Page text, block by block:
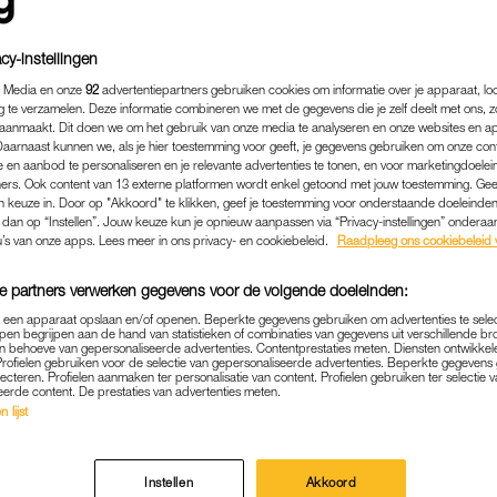
KLM PERSONEEL
EN UITVALLENDE
SCHIPHOL
BINNENLAND|LINDA.
zaterdagochtend op luchthaven Schiphol.
instellingen
Media en onze 92 advertentiepartners gebruiken cookies om informatie over je apparaat,
te verzamelen. Deze informatie combineren we met de gegevens die je zelf deelt met ons,
Dit doen we om het gebruik van onze media te analyseren en onze websites en
kunnen we, als je hier toestemming voor geeft, je gegevens gebruiken om onze
en aanbod te personaliseren en je relevante advertenties te tonen, en voor
Ook content van 13 externe platformen wordt enkel getoond met jouw toestemming.
keuze in. Door op "Akkoord" te klikken, geef je toestemming voor onderstaande
op “Instellen”. Jouw keuze kun je opnieuw aanpassen via “Privacy-instellingen”
van onze apps. Lees meer in ons privacy- en cookiebeleid.
Raadpleeg ons cookiebeleid
partners verwerken gegevens voor de volgende doeleinden:
een apparaat opslaan en/of openen. Beperkte gegevens gebruiken om advertenties te
begrijpen aan de hand van statistieken of combinaties van gegevens uit verschillende
behoeve van gepersonaliseerde advertenties. Contentprestaties meten. Diensten
gebruiken voor de selectie van gepersonaliseerde advertenties. Beperkte
Profielen aanmaken ter personalisatie van content. Profielen gebruiken ter selectie
content. De prestaties van advertenties meten.
lijst
Instellen Akkoord